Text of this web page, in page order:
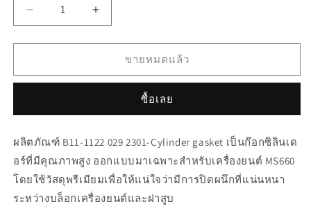
B11-
2301-
Cylinder
gasket
-
Ms660
สำหรับ
B11-
2301-
gasket
-
Ms660
ขายหมดแล้ว
ซื้อเลย
ผลิตภัณฑ์ B11-1122 029 2301-Cylinder gasket เป็นก๊อกซิลินเด
อร์ที่มีคุณภาพสูง ออกแบบมาเฉพาะสำหรับเครื่องยนต์ MS660
โดยใช้วัสดุพรีเมียมเพื่อให้แน่ใจว่ามีการปิดผนึกที่แน่นหนา
ระหว่างบล็อกเครื่องยนต์และฝาสูบ